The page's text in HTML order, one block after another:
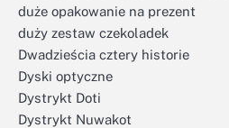
duże opakowanie na prezent
duży zestaw czekoladek
Dwadzieścia cztery historie
Dyski optyczne
Dystrykt Doti
Dystrykt Nuwakot